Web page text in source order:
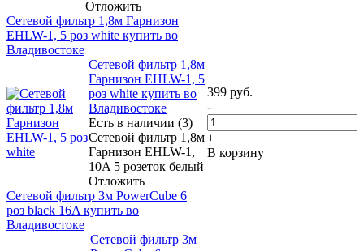
Отложить
Сетевой фильтр 1,8м Гарнизон
EHLW-1, 5 роз white купить во
Владивостоке
Сетевой фильтр 1,8м
Гарнизон EHLW-1, 5
роз white купить во
Владивостоке
Есть в наличии (3)
Сетевой фильтр 1,8м
Гарнизон EHLW-1,
10A 5 розеток белый
Отложить
399 руб.
-
+
В корзину
Сетевой фильтр 3м PowerCube 6
роз black 16A купить во
Владивостоке
Сетевой фильтр 3м